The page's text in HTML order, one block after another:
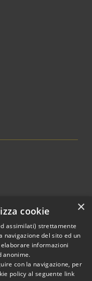
© 2026 • Comune di
×
cookie
assimilati) strettamente
navigazione del sito ed un
informazioni
anonime.
con la navigazione, per
policy al seguente link